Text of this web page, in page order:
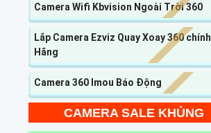
Camera Wifi Kbvision Ngoài Trời 360
Lắp Camera Ezviz Quay Xoay 360 chính
Hãng
Camera 360 Imou Báo Động
CAMERA SALE KHỦNG